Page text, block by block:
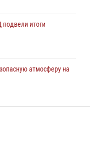
итоги
атмосферу на
от